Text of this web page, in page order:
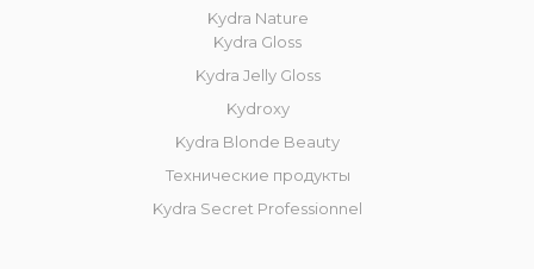
Kydra Nature
Kydra Gloss
Kydra Jelly Gloss
Kydroxy
Kydra Blonde Beauty
Технические продукты
Kydra Secret Professionnel